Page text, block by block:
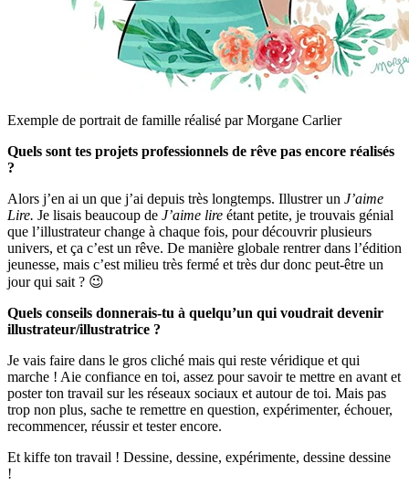
Exemple de portrait de famille réalisé par Morgane Carlier
Quels sont tes projets professionnels de rêve pas encore réalisés
?
Alors j’en ai un que j’ai depuis très longtemps. Illustrer un J’aime
Lire. Je lisais beaucoup de J’aime lire étant petite, je trouvais génial
que l’illustrateur change à chaque fois, pour découvrir plusieurs
univers, et ça c’est un rêve. De manière globale rentrer dans l’édition
jeunesse, mais c’est milieu très fermé et très dur donc peut-être un
jour qui sait ? 😉
Quels conseils donnerais-tu à quelqu’un qui voudrait devenir
illustrateur/illustratrice ?
Je vais faire dans le gros cliché mais qui reste véridique et qui
marche ! Aie confiance en toi, assez pour savoir te mettre en avant et
poster ton travail sur les réseaux sociaux et autour de toi. Mais pas
trop non plus, sache te remettre en question, expérimenter, échouer,
recommencer, réussir et tester encore.
Et kiffe ton travail ! Dessine, dessine, expérimente, dessine dessine
!